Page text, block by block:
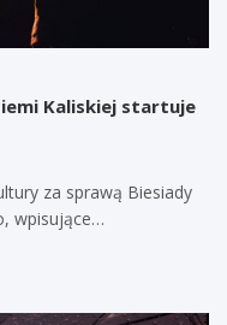
Kaliskiej startuje
za sprawą Biesiady
wpisujące…